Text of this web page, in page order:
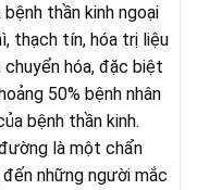
thần kinh ngoại
thạch tín, hóa trị liệu
hóa, đặc biệt
50% bệnh nhân
bệnh thần kinh.
là một chẩn
những người mắc